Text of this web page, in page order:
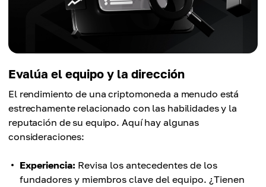
Evalúa el equipo y la dirección
El rendimiento de una criptomoneda a menudo está
estrechamente relacionado con las habilidades y la
reputación de su equipo. Aquí hay algunas
consideraciones:
Experiencia: Revisa los antecedentes de los
fundadores y miembros clave del equipo. ¿Tienen